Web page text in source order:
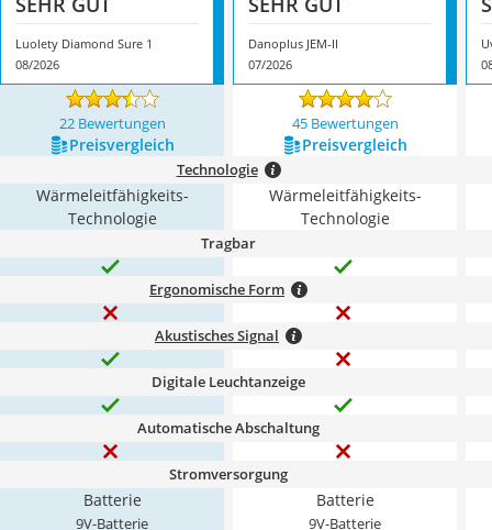
Luolety Diamond Sure 1
08/2026
Danoplus JEM-II
07/2026
22 Bewertungen 45 Bewertungen
Preis­vergleich Preis­vergleich
Technologie
Wärmeleitfähigkeits-
Technologie
Wärmeleitfähigkeits-
Technologie
Tragbar
Ergonomische Form
Akustisches Signal
Digitale Leuchtanzeige
Automatische Abschaltung
Stromversorgung
Batterie
9V-Batterie
Batterie
9V-Batterie